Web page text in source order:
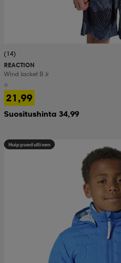
(14)
REACTION
Wind Jacket B Jr
21,99
Suositushinta 34,99
Huippuedullinen